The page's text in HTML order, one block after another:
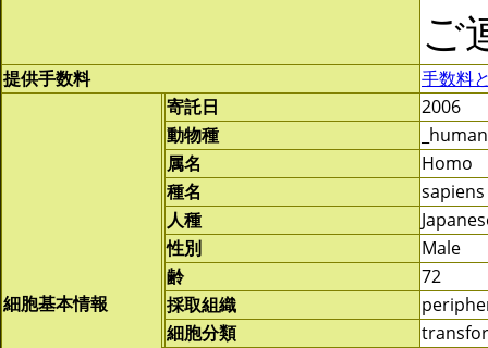
ご
提供手数料 手数料
細胞基本情報
寄託日
2006
動物種
属名
Homo
種名
sapiens
人種
性別
Male
齢
72
採取組織
細胞分類